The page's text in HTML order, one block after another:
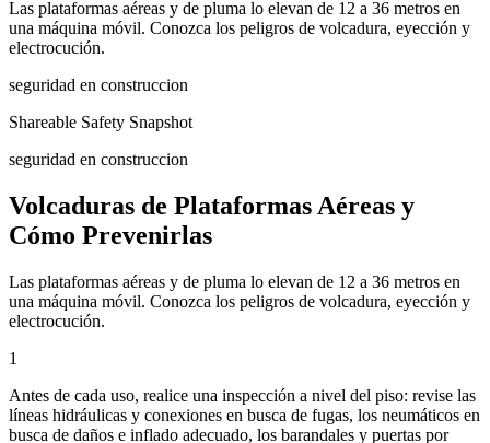
Las plataformas aéreas y de pluma lo elevan de 12 a 36 metros en
una máquina móvil. Conozca los peligros de volcadura, eyección y
electrocución.
seguridad en construccion
Shareable Safety Snapshot
seguridad en construccion
Volcaduras de Plataformas Aéreas y
Cómo Prevenirlas
Las plataformas aéreas y de pluma lo elevan de 12 a 36 metros en
una máquina móvil. Conozca los peligros de volcadura, eyección y
electrocución.
1
Antes de cada uso, realice una inspección a nivel del piso: revise las
líneas hidráulicas y conexiones en busca de fugas, los neumáticos en
busca de daños e inflado adecuado, los barandales y puertas por